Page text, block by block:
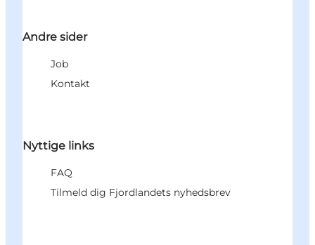
Andre sider
Job
Kontakt
Nyttige links
FAQ
Tilmeld dig Fjordlandets nyhedsbrev